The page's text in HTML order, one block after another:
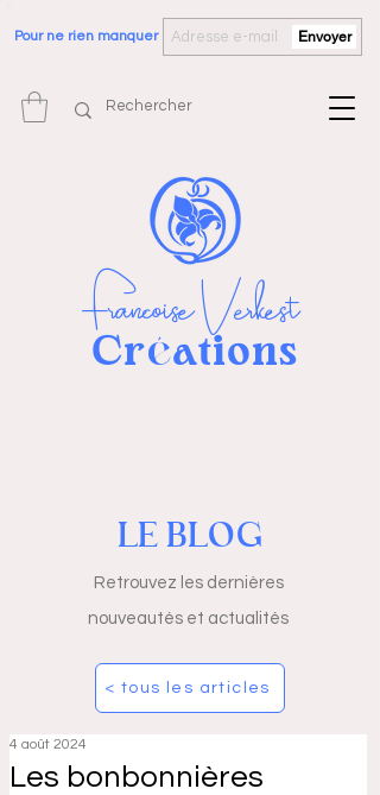
Pour ne rien manquer Envoyer
Françoise Verkest
Créations
LE BLOG
Retrouvez les dernières
nouveautés et actualités
< tous les articles
Les bonbonnières
4 août 2024